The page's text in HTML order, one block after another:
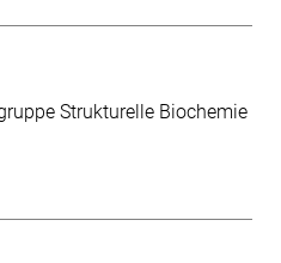
Strukturelle Biochemie